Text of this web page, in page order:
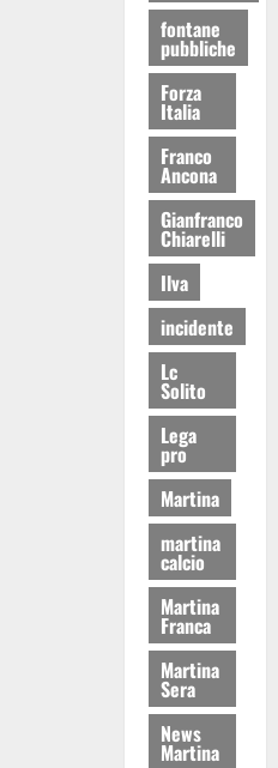
fontane
pubbliche
Forza
Italia
Franco
Ancona
Gianfranco
Chiarelli
Ilva
incidente
Lc
Solito
Lega
pro
Martina
martina
calcio
Martina
Franca
Martina
Sera
News
Martina